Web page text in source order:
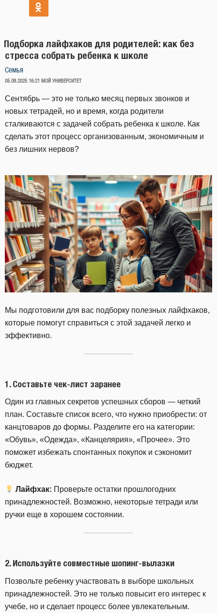
Подборка лайфхаков для родителей: как без
стресса собрать ребенка к школе
Семья
ОПУБЛИКОВАНО
05.08.2025 16:21 МОЙ УНИВЕРСИТЕТ
Сентябрь — это не только месяц первых звонков и
новых тетрадей, но и время, когда родители
сталкиваются с задачей собрать ребенка к школе. Как
сделать этот процесс организованным, экономичным и
без лишних нервов?
Мы подготовили для вас подборку полезных лайфхаков,
которые помогут справиться с этой задачей легко и
эффективно.
1. Составьте чек-лист заранее
Один из главных секретов успешных сборов — четкий
план. Составьте список всего, что нужно приобрести: от
канцтоваров до формы. Разделите его на категории:
«Обувь», «Одежда», «Канцелярия», «Прочее». Это
поможет избежать спонтанных покупок и сэкономит
бюджет.
Лайфхак: Проверьте остатки прошлогодних
принадлежностей. Возможно, некоторые тетради или
ручки еще в хорошем состоянии.
2. Используйте совместные шопинг-вылазки
Позвольте ребенку участвовать в выборе школьных
принадлежностей. Это не только повысит его интерес к
учебе, но и сделает процесс более увлекательным.